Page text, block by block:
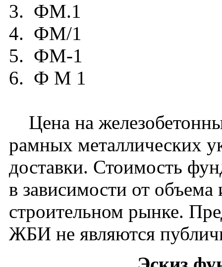
3. ФМ.1
4. ФМ/1
5. ФМ-1
6. Ф М 1
Цена на
рамных металлических
доставки. Стоимость
в зависимости от
строительном рынке.
ЖБИ не являются